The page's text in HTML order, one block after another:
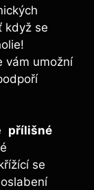
když ⁢se
vám umožní
přílišné
se